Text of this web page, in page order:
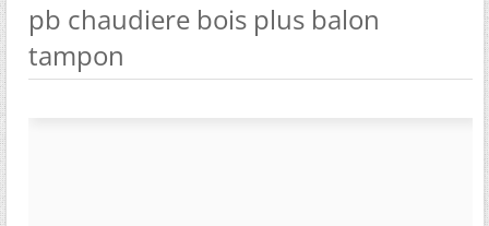
pb chaudiere bois plus balon
tampon